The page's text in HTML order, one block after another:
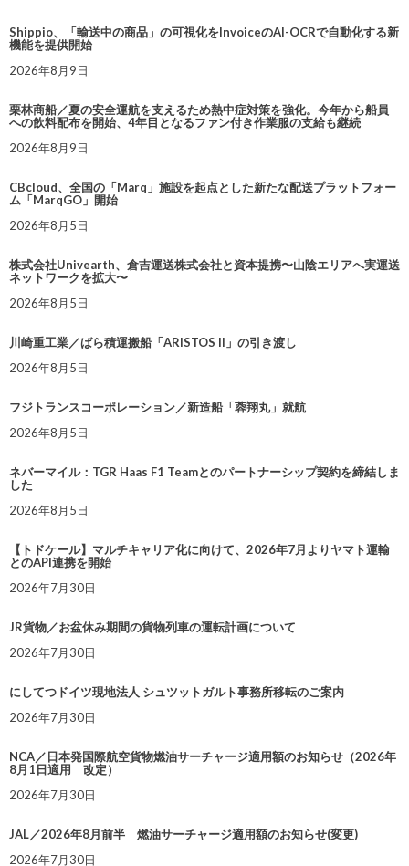
Shippio、「輸送中の商品」の可視化をInvoiceのAI-OCRで自動化する新
機能を提供開始
2026年8月9日
栗林商船／夏の安全運航を支えるため熱中症対策を強化。今年から船員
への飲料配布を開始、4年目となるファン付き作業服の支給も継続
2026年8月9日
CBcloud、全国の「Marq」施設を起点とした新たな配送プラットフォー
ム「MarqGO」開始
2026年8月5日
株式会社Univearth、倉吉運送株式会社と資本提携〜山陰エリアへ実運送
ネットワークを拡大〜
2026年8月5日
川崎重工業／ばら積運搬船「ARISTOS II」の引き渡し
2026年8月5日
フジトランスコーポレーション／新造船「蓉翔丸」就航
2026年8月5日
ネバーマイル：TGR Haas F1 Teamとのパートナーシップ契約を締結しま
した
2026年8月5日
【トドケール】マルチキャリア化に向けて、2026年7月よりヤマト運輸
とのAPI連携を開始
2026年7月30日
JR貨物／お盆休み期間の貨物列車の運転計画について
2026年7月30日
にしてつドイツ現地法人 シュツットガルト事務所移転のご案内
2026年7月30日
NCA／日本発国際航空貨物燃油サーチャージ適用額のお知らせ（2026年
8月1日適用 改定）
2026年7月30日
JAL／2026年8月前半 燃油サーチャージ適用額のお知らせ(変更)
2026年7月30日